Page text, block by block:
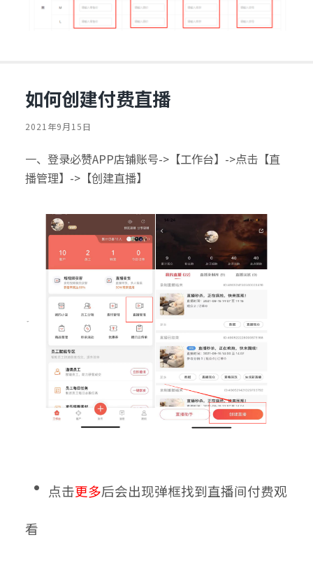
如何创建付费直播
2021年9月15日
一、登录必赞APP店铺账号->【工作台】->点击【直
播管理】->【创建直播】
• 点击更多后会出现弹框找到直播间付费观
看